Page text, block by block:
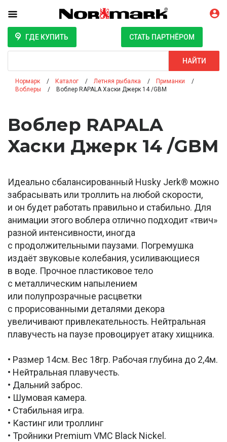
ГДЕ КУПИТЬ СТАТЬ ПАРТНЁРОМ
НАЙТИ
Нормарк Каталог Летняя рыбалка
Приманки
Воблеры
Воблер RAPALA Хаски Джерк 14 /GBM
Воблер RAPALA
Хаски Джерк 14 /GBM
Идеально сбалансированный Husky Jerk® можно
забрасывать или троллить на любой скорости,
и он будет работать правильно и стабильно. Для
анимации этого воблера отлично подходит «твич»
разной интенсивности, иногда
с продолжительными паузами. Погремушка
издаёт звуковые колебания, усиливающиеся
в воде. Прочное пластиковое тело
с металлическим напылением
или полупрозрачные расцветки
с прорисованными деталями декора
увеличивают привлекательность. Нейтральная
плавучесть на паузе провоцирует атаку хищника.
• Размер 14см. Вес 18гр. Рабочая глубина до 2,4м.
• Нейтральная плавучесть.
• Дальний заброс.
• Шумовая камера.
• Стабильная игра.
• Кастинг или троллинг
• Тройники Premium VMC Black Nickel.